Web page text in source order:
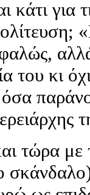
για
αλλά
του κι
τώρα